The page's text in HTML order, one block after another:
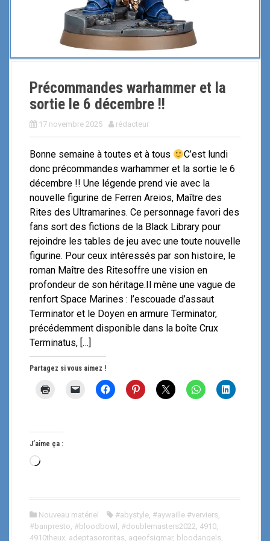
Précommandes warhammer et la
sortie le 6 décembre !!
17 novembre 2025 rédacteur
Bonne semaine à toutes et à tous
C’est lundi
donc précommandes warhammer et la sortie le 6
décembre !! Une légende prend vie avec la
nouvelle figurine de Ferren Areios, Maître des
Rites des Ultramarines. Ce personnage favori des
fans sort des fictions de la Black Library pour
rejoindre les tables de jeu avec une toute nouvelle
figurine. Pour ceux intéressés par son histoire, le
roman Maître des Ritesoffre une vision en
profondeur de son héritage.Il mène une vague de
renfort Space Marines : l’escouade d’assaut
Terminator et le Doyen en armure Terminator,
précédemment disponible dans la boîte Crux
Terminatus, […]
Partagez si vous aimez !
J’aime ça :
C
g
e
Nouveau matériel #abystyle, #aywaille #verviers,
#banpresto, #bloodbowl , #doublemasters2022, 4910,
4910theux, adeptasororitas, ageofsigmar, bloodangels,